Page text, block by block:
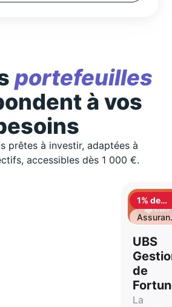
portefeuilles
à vos
prêtes à investir, adaptées à
accessibles dès 1 000 €.
1% de
UBS
de
La